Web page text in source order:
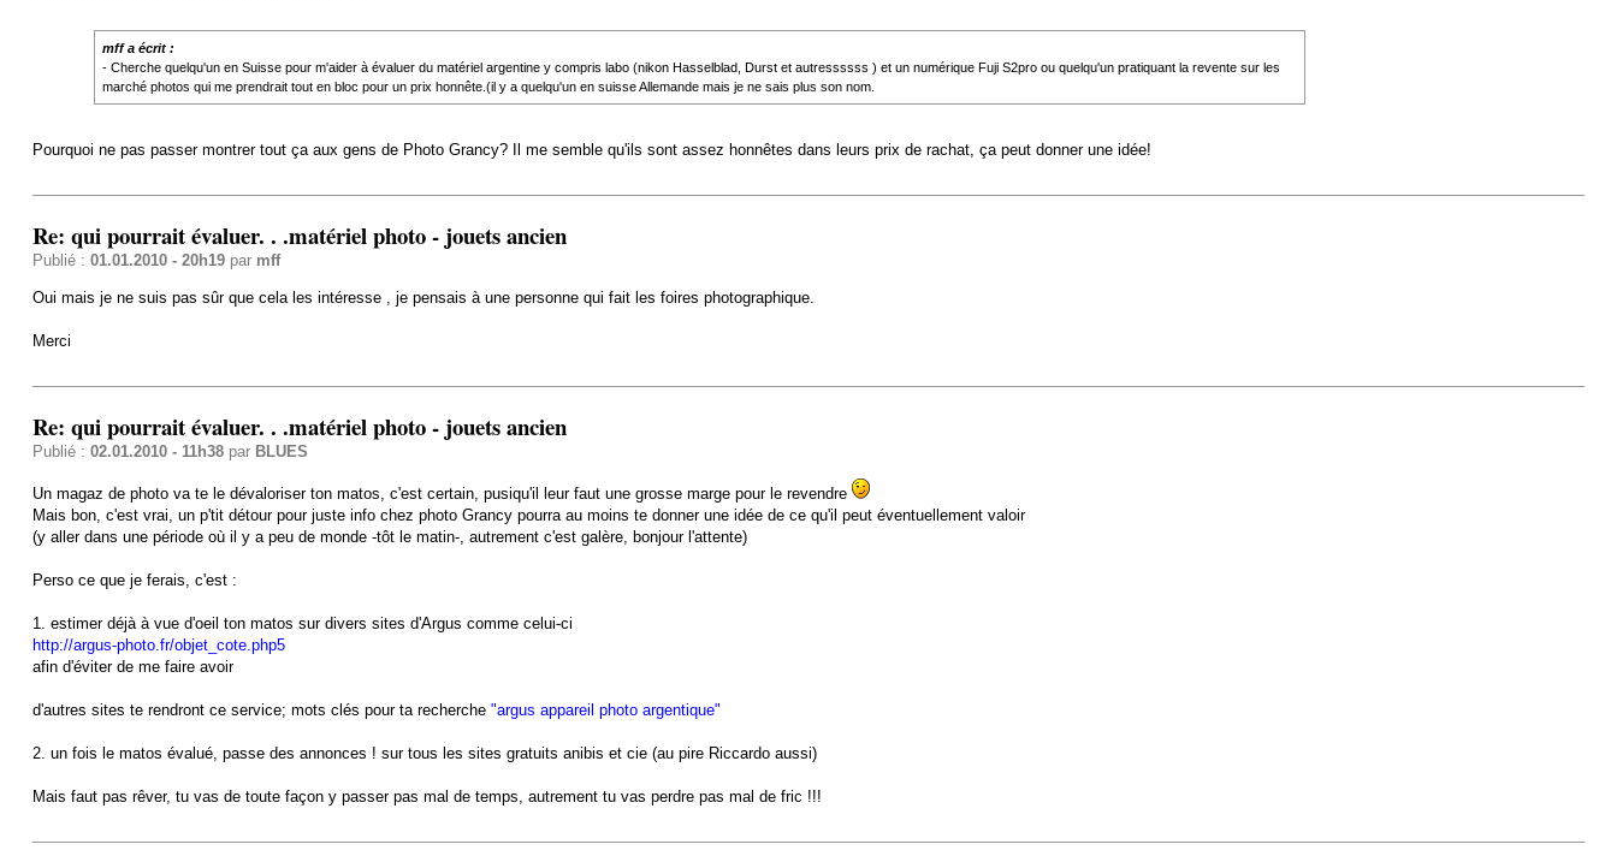
mff a écrit :
- Cherche quelqu'un en Suisse pour m'aider à évaluer du matériel argentine y compris labo (nikon Hasselblad, Durst et autressssss ) et un numérique Fuji S2pro ou quelqu'un pratiquant la revente sur les
marché photos qui me prendrait tout en bloc pour un prix honnête.(il y a quelqu'un en suisse Allemande mais je ne sais plus son nom.
Pourquoi ne pas passer montrer tout ça aux gens de Photo Grancy? Il me semble qu'ils sont assez honnêtes dans leurs prix de rachat, ça peut donner une idée!
Re: qui pourrait évaluer. . .matériel photo - jouets ancien
Publié : 01.01.2010 - 20h19par mff
Oui mais je ne suis pas sûr que cela les intéresse , je pensais à une personne qui fait les foires photographique.
Merci
Re: qui pourrait évaluer. . .matériel photo - jouets ancien
Publié : 02.01.2010 - 11h38par BLUES
Un magaz de photo va te le dévaloriser ton matos, c'est certain, pusiqu'il leur faut une grosse marge pour le revendre
Mais bon, c'est vrai, un p'tit détour pour juste info chez photo Grancy pourra au moins te donner une idée de ce qu'il peut éventuellement valoir
(y aller dans une période où il y a peu de monde -tôt le matin-, autrement c'est galère, bonjour l'attente)
Perso ce que je ferais, c'est :
1. estimer déjà à vue d'oeil ton matos sur divers sites d'Argus comme celui-ci
http://argus-photo.fr/objet_cote.php5
afin d'éviter de me faire avoir
d'autres sites te rendront ce service; mots clés pour ta recherche "argus appareil photo argentique"
2. un fois le matos évalué, passe des annonces ! sur tous les sites gratuits anibis et cie (au pire Riccardo aussi)
Mais faut pas rêver, tu vas de toute façon y passer pas mal de temps, autrement tu vas perdre pas mal de fric !!!